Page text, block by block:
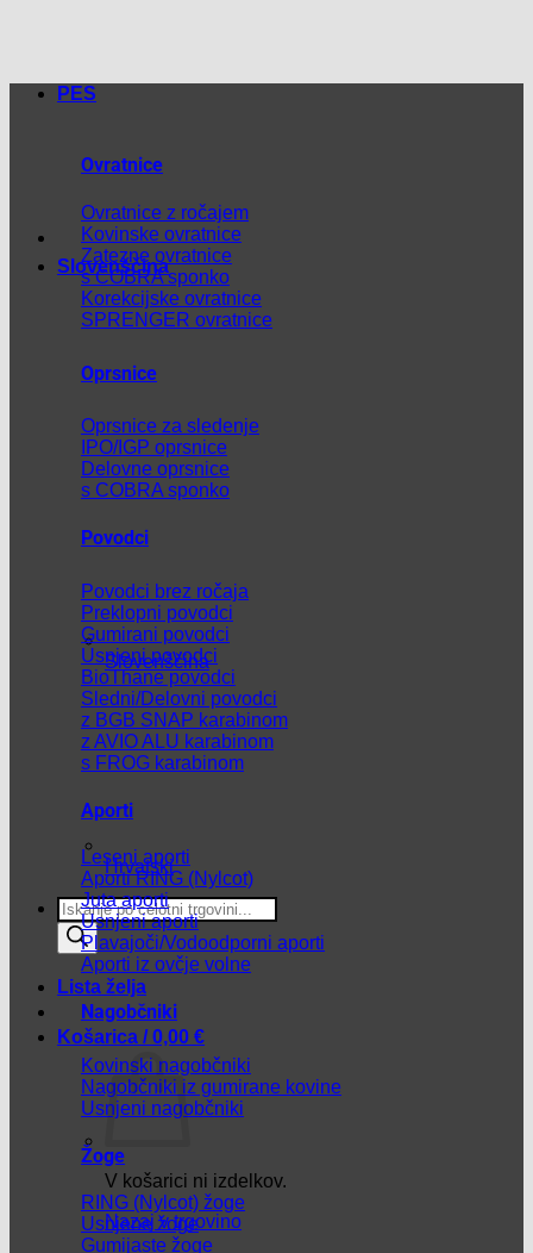
Slovenščina
Slovenščina
Hrvatski
Products
search
Lista želja
Košarica /0,00 €
V košarici ni izdelkov.
Nazaj v trgovino
PES
Ovratnice
Ovratnice z ročajem
Kovinske ovratnice
Zatezne ovratnice
s COBRA sponko
Korekcijske ovratnice
SPRENGER ovratnice
Oprsnice
Oprsnice za sledenje
IPO/IGP oprsnice
Delovne oprsnice
s COBRA sponko
Povodci
Povodci brez ročaja
Preklopni povodci
Gumirani povodci
Usnjeni povodci
BioThane povodci
Sledni/Delovni povodci
z BGB SNAP karabinom
z AVIO ALU karabinom
s FROG karabinom
Aporti
Leseni aporti
Aporti RING (Nylcot)
Juta aporti
Usnjeni aporti
Plavajoči/Vodoodporni aporti
Aporti iz ovčje volne
Nagobčniki
Kovinski nagobčniki
Nagobčniki iz gumirane kovine
Usnjeni nagobčniki
Žoge
RING (Nylcot) žoge
Usnjene žoge
Gumijaste žoge